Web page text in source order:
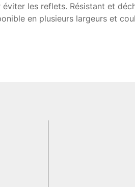
éviter les reflets. Résistant et
en plusieurs largeurs et